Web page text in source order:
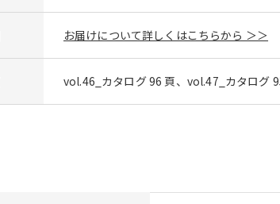
お届けについて詳しくはこちらから ＞＞
vol.46_カタログ 96 頁、vol.47_カタログ